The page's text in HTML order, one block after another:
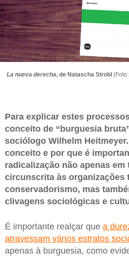
La nueva derecha, de Natascha Strobl
Para explicar estes
conceito de “burguesia
sociólogo Wilhelm
conceito e por que é
radicalização não apenas
circunscrita às organizações
conservadorismo, mas
clivagens sociológicas e
É importante realçar que a
atravessam vários estratos
apenas à burguesia, como